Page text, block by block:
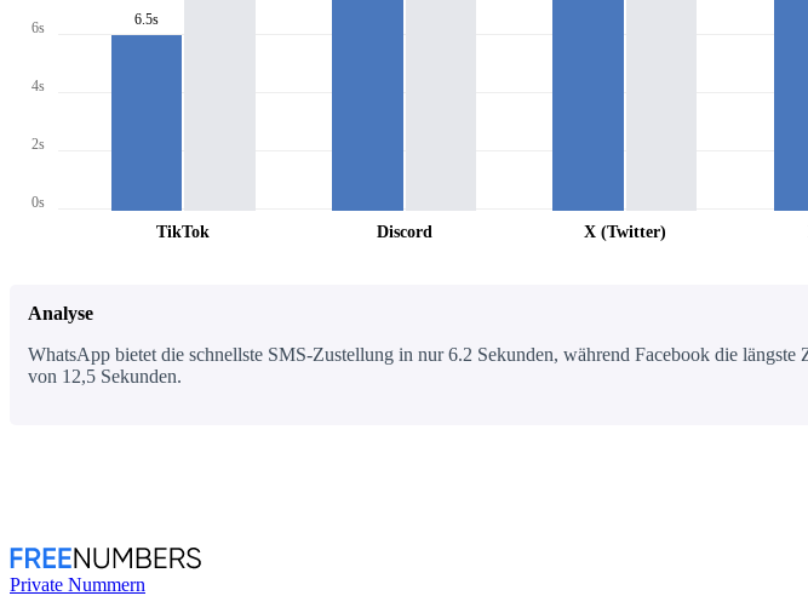
6s
4s
2s
0s
6.5s
TikTok Discord X (Twitter)
Analyse
WhatsApp bietet die schnellste SMS-Zustellung in nur 6.2 Sekunden, während Facebook die
von 12,5 Sekunden.
Private Nummern